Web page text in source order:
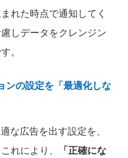
れた時点で通知してく
しデータをクレンジン
。
ンの設定を「最適化しな
な広告を出す設定を、
れにより、
「正確にな